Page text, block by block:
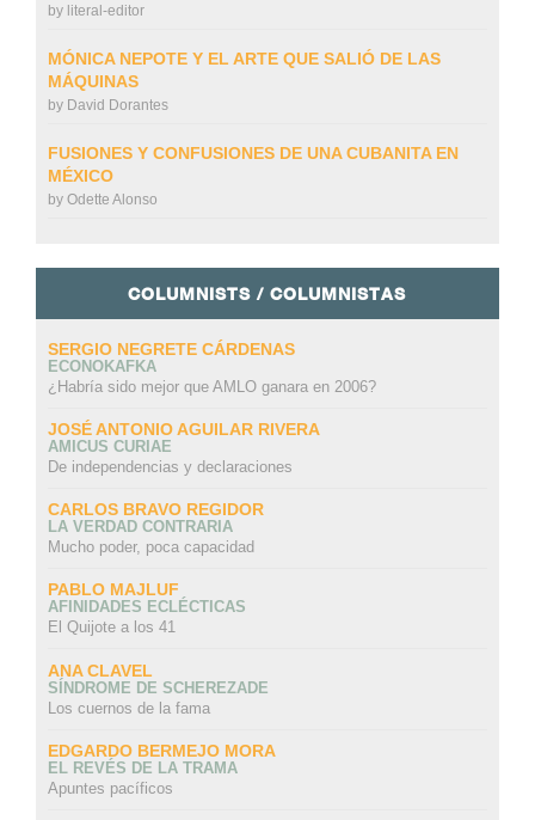
by literal-editor
MÓNICA NEPOTE Y EL ARTE QUE SALIÓ DE LAS
MÁQUINAS
by David Dorantes
FUSIONES Y CONFUSIONES DE UNA CUBANITA EN
MÉXICO
by Odette Alonso
COLUMNISTS / COLUMNISTAS
SERGIO NEGRETE CÁRDENAS
ECONOKAFKA
¿Habría sido mejor que AMLO ganara en 2006?
JOSÉ ANTONIO AGUILAR RIVERA
AMICUS CURIAE
De independencias y declaraciones
CARLOS BRAVO REGIDOR
LA VERDAD CONTRARIA
Mucho poder, poca capacidad
PABLO MAJLUF
AFINIDADES ECLÉCTICAS
El Quijote a los 41
ANA CLAVEL
SÍNDROME DE SCHEREZADE
Los cuernos de la fama
EDGARDO BERMEJO MORA
EL REVÉS DE LA TRAMA
Apuntes pacíficos